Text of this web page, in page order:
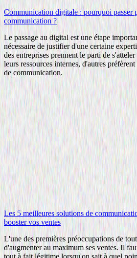
Communication digitale : pourquoi passer
communication ?
Le passage au digital est une étape
nécessaire de justifier d'une certaine
des entreprises prennent le parti de
leurs ressources internes, d'autres
de communication.
Les 5 meilleures solutions de
booster vos ventes
L'une des premières préoccupations de
d'augmenter au maximum ses ventes. Il